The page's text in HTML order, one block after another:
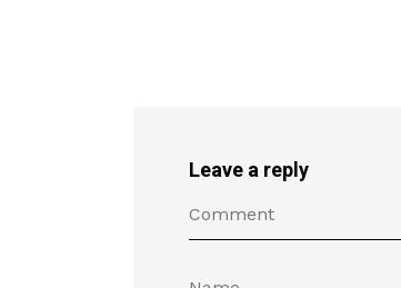
Leave a reply